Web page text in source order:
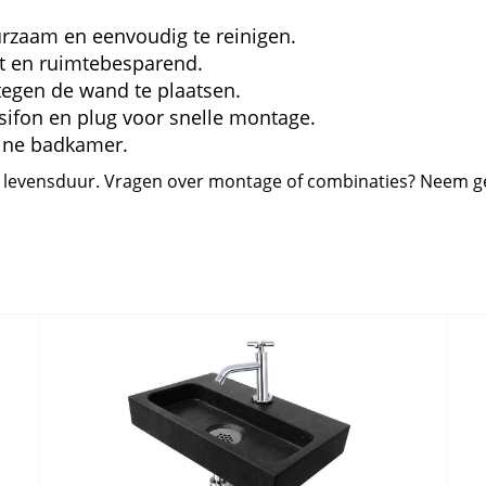
en eenvoudig te reinigen.
en ruimtebesparend.
de wand te plaatsen.
en plug voor snelle montage.
badkamer.
Vragen over montage of combinaties? Neem